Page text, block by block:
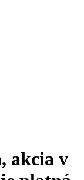
akcia v